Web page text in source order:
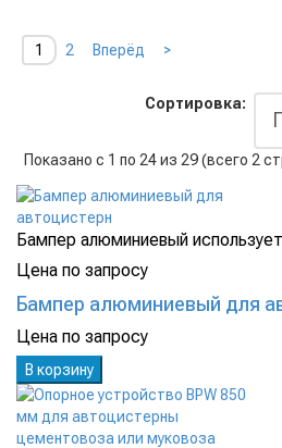
1 2 Вперёд >
Сортировка:
Показано с 1 по 24 из 29 (всего 2
Бампер алюминиевый
Цена по запросу
Бампер алюминиевый для
Цена по запросу
В корзину